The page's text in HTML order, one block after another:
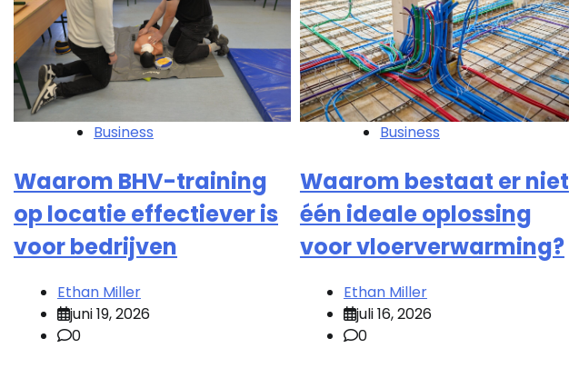
Business
Waarom BHV-training
op locatie effectiever is
voor bedrijven
Ethan Miller
juni 19, 2026
0
Business
Waarom bestaat er niet
één ideale oplossing
voor vloerverwarming?
Ethan Miller
juli 16, 2026
0